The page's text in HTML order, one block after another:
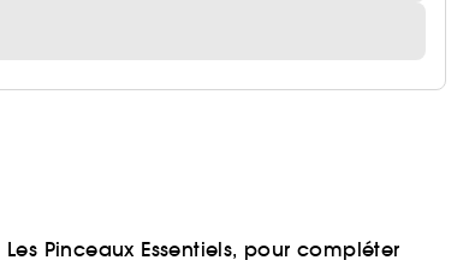
Pinceaux Essentiels, pour compléter